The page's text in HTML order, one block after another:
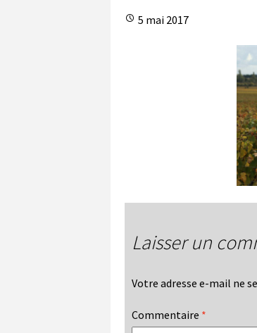
5 mai 2017
Laisser un
Votre adresse e-mail ne
Commentaire *